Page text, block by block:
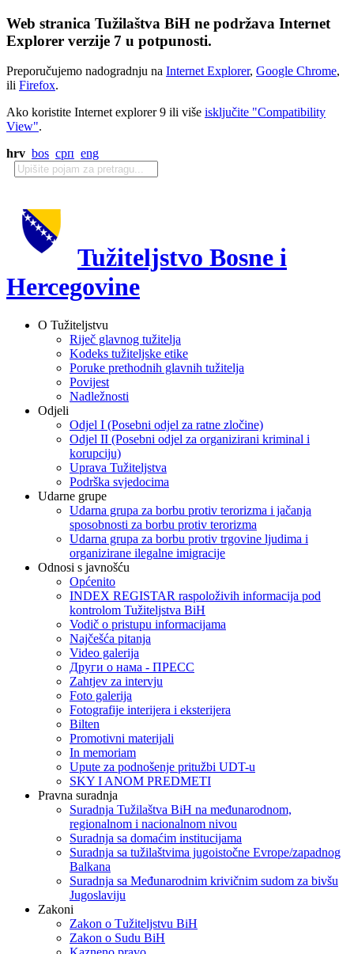
Web stranica Tužilaštva BiH ne podržava Internet
Explorer verzije 7 u potpunosti.
Preporučujemo nadogradnju na Internet Explorer, Google Chrome,
ili Firefox.
Ako koristite Internet explorer 9 ili više isključite "Compatibility
View".
hrv bos срп eng
Tužiteljstvo Bosne i
Hercegovine
O Tužiteljstvu
Riječ glavnog tužitelja
Kodeks tužiteljske etike
Poruke prethodnih glavnih tužitelja
Povijest
Nadležnosti
Odjeli
Odjel I (Posebni odjel za ratne zločine)
Odjel II (Posebni odjel za organizirani kriminal i
korupciju)
Uprava Tužiteljstva
Podrška svjedocima
Udarne grupe
Udarna grupa za borbu protiv terorizma i jačanja
sposobnosti za borbu protiv terorizma
Udarna grupa za borbu protiv trgovine ljudima i
organizirane ilegalne imigracije
Odnosi s javnošću
Općenito
INDEX REGISTAR raspoloživih informacija pod
kontrolom Tužiteljstva BiH
Vodič o pristupu informacijama
Najčešća pitanja
Video galerija
Други о нама - ПРЕСC
Zahtjev za intervju
Foto galerija
Fotografije interijera i eksterijera
Bilten
Promotivni materijali
In memoriam
Upute za podnošenje pritužbi UDT-u
SKY I ANOM PREDMETI
Pravna suradnja
Suradnja Tužilaštva BiH na međunarodnom,
regionalnom i nacionalnom nivou
Suradnja sa domaćim institucijama
Suradnja sa tužilaštvima jugoistočne Evrope/zapadnog
Balkana
Suradnja sa Međunarodnim krivičnim sudom za bivšu
Jugoslaviju
Zakoni
Zakon o Тužiteljstvu BiH
Zakon o Sudu BiH